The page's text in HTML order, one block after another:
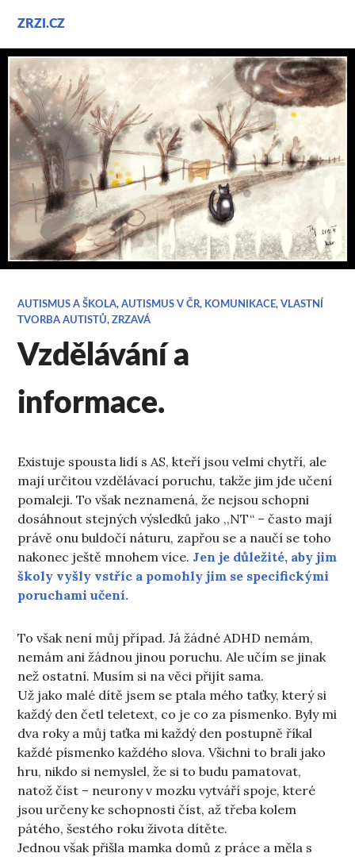
obsahu
webu
ZRZI.CZ
AUTISMUS A ŠKOLA,AUTISMUS V ČR, KOMUNIKACE,VLASTNÍ
TVORBA AUTISTŮ,ZRZAVÁ
Vzdělávání a
informace.
Existuje spousta lidí s AS, kteří jsou velmi chytří, ale
mají určitou vzdělávací poruchu, takže jim jde učení
pomaleji. To však neznamená, že nejsou schopni
dosáhnout stejných výsledků jako ,,NT“ – často mají
právě onu buldočí náturu, zapřou se a naučí se toho
nakonec ještě mnohem více. Jen je důležité, aby jim
školy vyšly vstříc a pomohly jim se specifickými
poruchami učení.
To však není můj případ. Já žádné ADHD nemám,
nemám ani žádnou jinou poruchu. Ale učím se jinak
než ostatní. Musím si na věci přijít sama.
Už jako malé dítě jsem se ptala mého taťky, který si
každý den četl teletext, co je co za písmenko. Byly mi
dva roky a můj taťka mi každý den postupně říkal
každé písmenko každého slova. Všichni to brali jako
hru, nikdo si nemyslel, že si to budu pamatovat,
natož číst – neurony v mozku vytváří spoje, které
jsou určeny ke schopnosti číst, až třeba kolem
pátého, šestého roku života dítěte.
Jednou však přišla mamka domů z práce a měla s